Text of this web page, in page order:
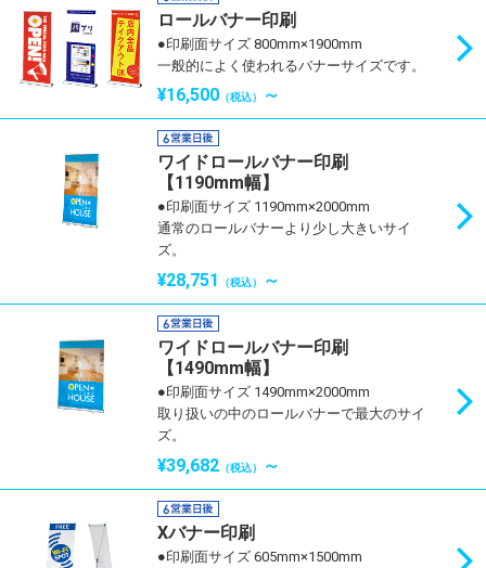
ロールバナー印刷
●印刷面サイズ 800mm×1900mm
一般的によく使われるバナーサイズです。
¥16,500 （税込） ～
ワイドロールバナー印刷
【1190mm幅】
●印刷面サイズ 1190mm×2000mm
通常のロールバナーより少し大きいサイ
ズ。
¥28,751 （税込） ～
ワイドロールバナー印刷
【1490mm幅】
●印刷面サイズ 1490mm×2000mm
取り扱いの中のロールバナーで最大のサイ
ズ。
¥39,682 （税込） ～
Xバナー印刷
●印刷面サイズ 605mm×1500mm